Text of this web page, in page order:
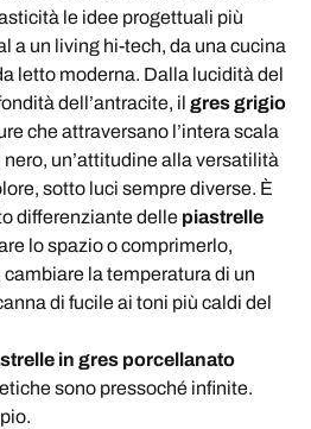
le idee progettuali più
a un living hi-tech, da una cucina
letto moderna. Dalla lucidità del
dell’antracite, il gres grigio
che attraversano l’intera scala
un’attitudine alla versatilità
sotto luci sempre diverse. È
differenziante delle piastrelle
lo spazio o comprimerlo,
la temperatura di un
di fucile ai toni più caldi del
in gres porcellanato
sono pressoché infinite.